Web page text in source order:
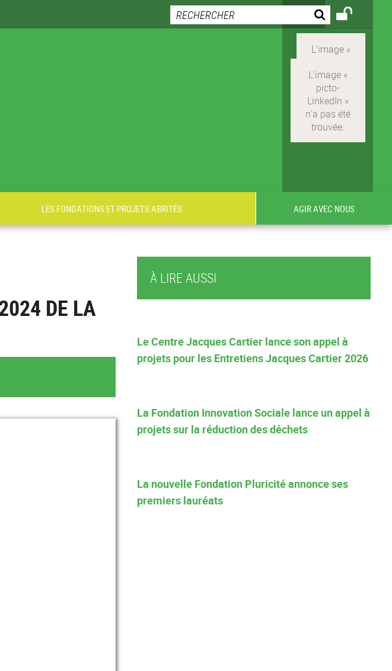
LES FONDATIONS ET PROJETS ABRITÉS AGIR AVEC NOUS
DE LA
À LIRE AUSSI
Le Centre Jacques Cartier lance son appel à
projets pour les Entretiens Jacques Cartier 2026
La Fondation Innovation Sociale lance un appel à
projets sur la réduction des déchets
La nouvelle Fondation Pluricité annonce ses
premiers lauréats